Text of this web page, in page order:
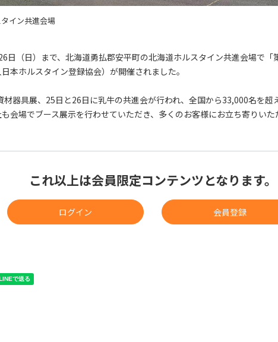
イン共進会場
日（日）まで、北海道勇払郡安平町の北海道ホルスタイン共進会場で「
本ホルスタイン登録協会）が開催されました。
器具展、25日と26日に乳牛の共進会が行われ、全国から33,000名を超
会場でブース展示を行わせていただき、多くのお客様にお立ち寄りいた
これ以上は会員限定コンテンツとなります。
ログイン 会員登録